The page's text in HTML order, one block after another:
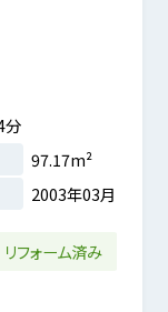
分
97.17m²
2003年03月
リフォーム済み